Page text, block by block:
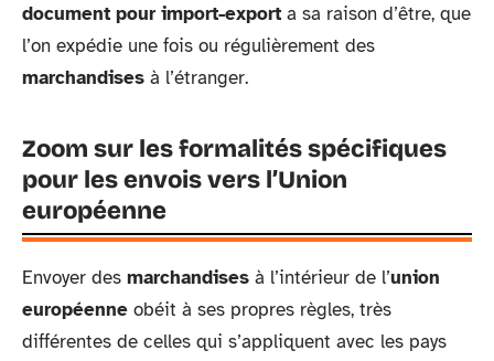
document pour import-export a sa raison d’être, que
l’on expédie une fois ou régulièrement des
marchandises à l’étranger.
Zoom sur les formalités spécifiques
pour les envois vers l’Union
européenne
Envoyer des marchandises à l’intérieur de l’union
européenne obéit à ses propres règles, très
différentes de celles qui s’appliquent avec les pays